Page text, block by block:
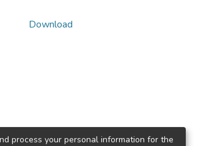
Download
process your personal information for the